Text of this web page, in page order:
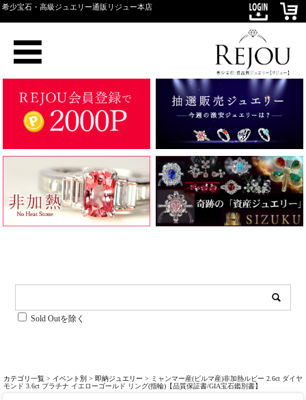
希少宝石・高級ジュエリー通販リジュー本店
Sold Outを除く
カテゴリ一覧 > イベント別 > 即納ジュエリー > ミャンマー産(ビルマ産)非加熱ルビー 2.6ct ダイヤ
モンド 3.6ct プラチナ イエローゴールド リング(指輪)【品質保証書/GIA宝石鑑別書】